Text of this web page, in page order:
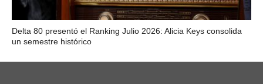
Delta 80 presentó el Ranking Julio 2026: Alicia Keys consolida
un semestre histórico